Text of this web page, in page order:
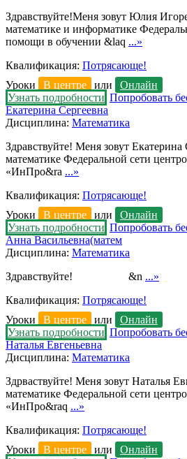
Здравствуйте!Меня зовут Юлия
математике и информатике
помощи в обучении &laq ...»
Квалификация: Потрясающе!
Уроки
В центре или
Онлайн
Узнать подробности Попробовать
Екатерина Сергеевна
Дисциплина: Математика
Здравствуйте! Меня зовут
математике Федеральной сети
«ИнПро&ra ...»
Квалификация: Потрясающе!
Уроки
В центре или
Онлайн
Узнать подробности Попробовать
Анна Васильевна(матем
Дисциплина: Математика
Здравствуйте! &n ...»
Квалификация: Потрясающе!
Уроки
В центре или
Онлайн
Узнать подробности Попробовать
Наталья Евгеньевна
Дисциплина: Математика
Здрваствуйте! Меня зовут Наталья
математике Федеральной сети
«ИнПро&raq ...»
Квалификация: Потрясающе!
Уроки
В центре или
Онлайн